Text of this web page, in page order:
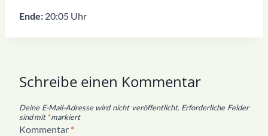
Ende: 20:05 Uhr
Schreibe einen Kommentar
Deine E-Mail-Adresse wird nicht veröffentlicht. Erforderliche Felder
sind mit*markiert
Kommentar *